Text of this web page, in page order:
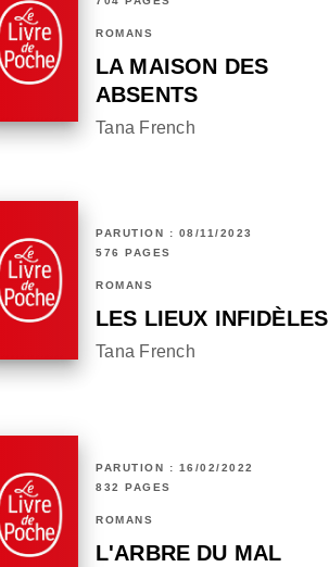
ROMANS
LA MAISON DES
ABSENTS
Tana French
PARUTION : 08/11/2023
576 PAGES
ROMANS
LES LIEUX INFIDÈLES
Tana French
PARUTION : 16/02/2022
832 PAGES
ROMANS
L'ARBRE DU MAL